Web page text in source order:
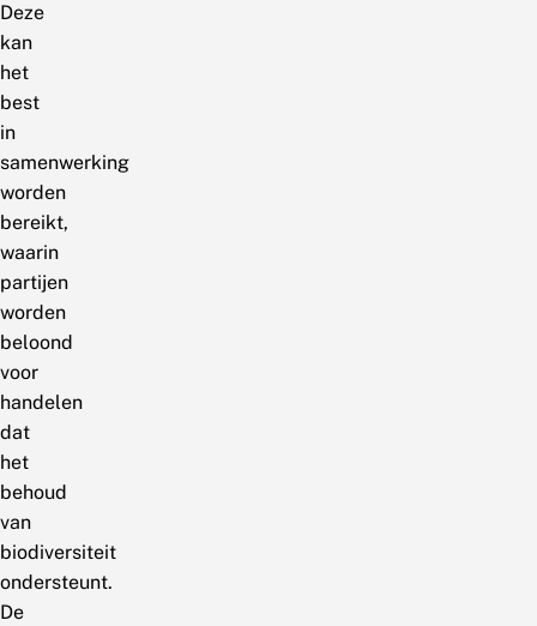
Deze
kan
het
best
in
samenwerking
worden
bereikt,
waarin
partijen
worden
beloond
voor
handelen
dat
het
behoud
van
biodiversiteit
ondersteunt.
De